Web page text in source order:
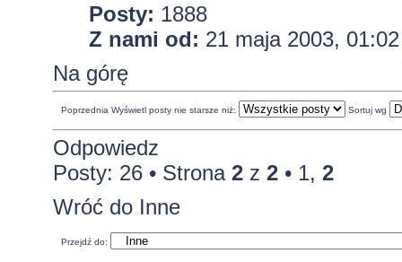
Posty: 1888
Z nami od: 21 maja 2003, 01:02
Na górę
Poprzednia Wyświetl posty nie starsze niż: Sortuj wg
Odpowiedz
Posty: 26 • Strona 2z 2• 1, 2
Wróć do Inne
Przejdź do: